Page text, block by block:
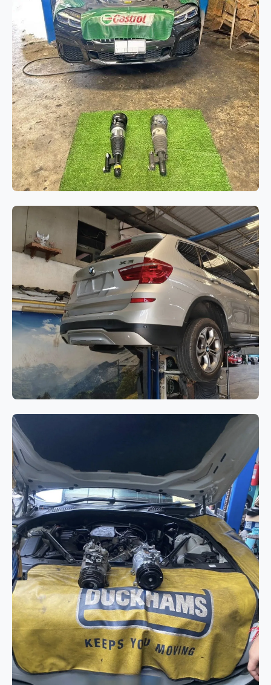
ช่วงล่างและเบรก
BMW Series 7 G12 เปลี่ยนโช๊คอัพถุง
ลมคู่หน้า แก้ไขปัญหาระบบช่วงล่าง
ทรุดและรถมีอาการเอียง
BMW Series 7 G12
เกียร์
BMW X3 F25 ไฟ Drivetrain
Warning แสดงผล พร้อมอาการเสียง
ดังจากระบบขับเคลื่อน 4 ล้อ (xDrive)